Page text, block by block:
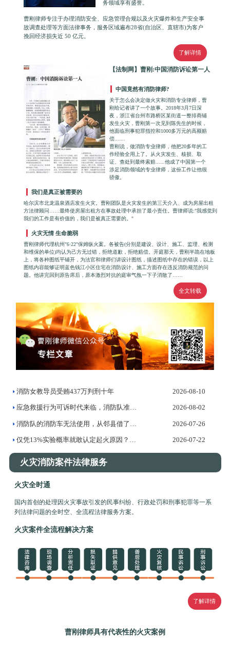
务领域享有盛誉。
曹刚律师专注于办理消防安全、应急管理合规以及火灾爆炸和生产安全事
故调查处理等方面法律事务，服务区域遍布28省(自治区、直辖市)为客户
挽回经济损失近 50 亿元。
了解详情
【法制网】曹刚:中国消防诉讼第一人
中国竟然有消防律师?
关于怎么会决定做火灾和消防专业律师，曹
刚给记者讲了一个故事。2018年3月7日深
夜，浙江省台州市路桥区某街道一整排商铺
发生火灾，曹刚第一次见到陈先生的时候，
他面临刑事犯罪指控和1000多万元的高额赔
偿.......
曹刚说，做消防专业律师，他把20多年的工
作经验全用上了。从火灾发生、核损、取
证、查处到最终索赔......他成了中国第一个
涉足消防领域的专业律师，这份工作让他很
骄傲。
我们是真正被需要的
哈尔滨市北龙温泉酒店发生火灾。曹刚团队是火灾发生的第三天介入、成为房屋出租
方法律顾问……最终使房屋出租方在事故处理中承担了最小责任。曹律师说:"我感觉到
我们的工作是有价值的，我们是被真正需要的。"
火灾无情 生命脆弱
曹刚律师代理杭州"6·22"保姆纵火案。各被告(分别是建设、设计、施工、监理、检测
和维保的单位)均认为己方无过错，拒绝道歉，拒绝赔偿。开庭那天，曹刚半跪在地板
上，将各种图纸平铺开，为法官和律师们讲设计图纸，描述图纸中存在的错误，以上
图纸内容能够证明蓝色钱江小区住宅在消防设计、施工方面存在违反消防规范的问
题。他讲完回到原告席后，原本激烈对抗的庭审气氛一下子消散了……
全文转载
消防女教导员受贿437万判刑十年 2026-08-10
应急救援行为可诉时代来临，消防队准备好了吗？ 2026-08-02
消防队的消防车无法使用，从邻县借了一辆灭火，法院判决赔偿受灾... 2026-07-26
仅凭13%实验概率就敢认定起火原因？——火灾调查证据标准的法... 2026-07-22
火灾消防案件法律服务
火灾全时通
国内首创的处理因火灾事故引发的民事纠纷、行政处罚和刑事犯罪等一系
列法律问题的全时空、全流程法律服务方案。
火灾案件全流程解决方案
了解详情
曹刚律师具有代表性的火灾案例